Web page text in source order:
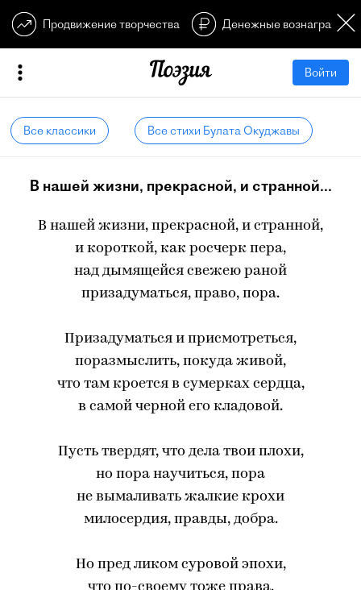
Продвижение творчества Денежные
Войти
Все классики Все стихи Булата Окуджавы
В нашей жизни, прекрасной, и странной...
В нашей жизни, прекрасной, и странной,
и короткой, как росчерк пера,
над дымящейся свежею раной
призадуматься, право, пора.
Призадуматься и присмотреться,
поразмыслить, покуда живой,
что там кроется в сумерках сердца,
в самой черной его кладовой.
Пусть твердят, что дела твои плохи,
но пора научиться, пора
не вымаливать жалкие крохи
милосердия, правды, добра.
Но пред ликом суровой эпохи,